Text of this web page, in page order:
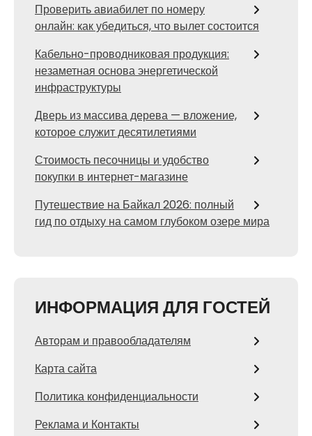
Проверить авиабилет по номеру
онлайн: как убедиться, что вылет состоится
Кабельно-проводниковая продукция:
незаметная основа энергетической
инфраструктуры
Дверь из массива дерева — вложение,
которое служит десятилетиями
Стоимость песочницы и удобство
покупки в интернет-магазине
Путешествие на Байкал 2026: полный
гид по отдыху на самом глубоком озере мира
ИНФОРМАЦИЯ ДЛЯ ГОСТЕЙ
Авторам и правообладателям
Карта сайта
Политика конфиденциальности
Реклама и Контакты